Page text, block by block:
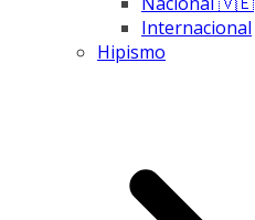
Internacional
Hipismo